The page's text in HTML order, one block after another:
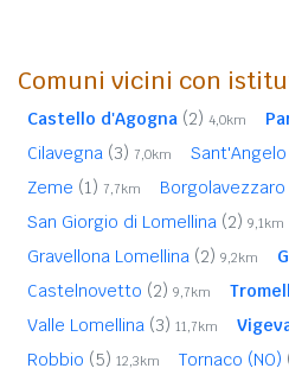
Comuni vicini con
Castello d'Agogna (2) 4,0km
Cilavegna (3) 7,0km
Zeme (1) 7,7km Borgolavezzaro
San Giorgio di Lomellina (2) 9,1km
Gravellona Lomellina (2) 9,2km
Castelnovetto (2) 9,7km
Valle Lomellina (3) 11,7km
Robbio (5) 12,3km Tornaco (NO)